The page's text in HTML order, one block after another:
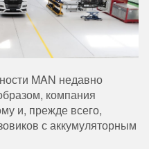
MAN недавно
компания
и, прежде всего,
с аккумуляторным